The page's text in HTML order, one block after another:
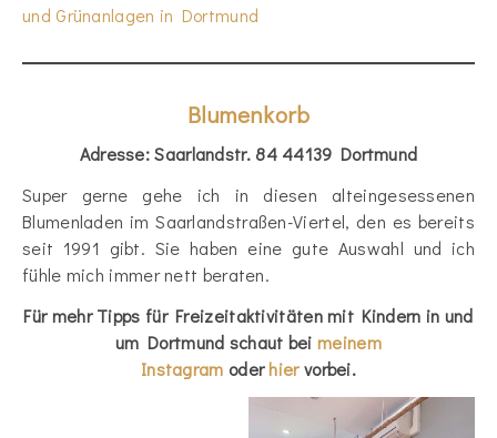
und Grünanlagen in Dortmund
Blumenkorb
Adresse: Saarlandstr. 84 44139 Dortmund
Super gerne gehe ich in diesen alteingesessenen
Blumenladen im Saarlandstraßen-Viertel, den es bereits
seit 1991 gibt. Sie haben eine gute Auswahl und ich
fühle mich immer nett beraten.
Für mehr Tipps für Freizeitaktivitäten mit Kindern in und
um Dortmund schaut beimeinem
Instagram oderhiervorbei.